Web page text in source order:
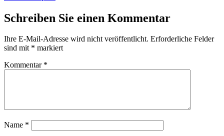
Schreiben Sie einen Kommentar
Ihre E-Mail-Adresse wird nicht veröffentlicht. Erforderliche Felder
sind mit * markiert
Kommentar *
Name *